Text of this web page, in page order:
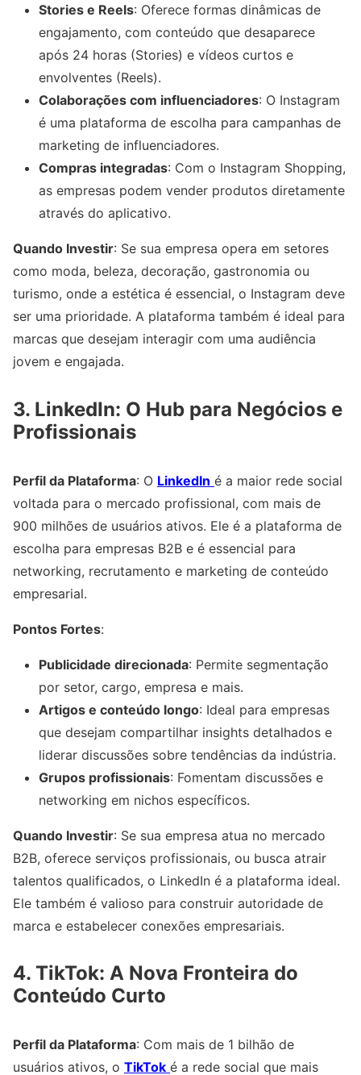
Stories e Reels: Oferece formas dinâmicas de
engajamento, com conteúdo que desaparece
após 24 horas (Stories) e vídeos curtos e
envolventes (Reels).
Colaborações com influenciadores: O Instagram
é uma plataforma de escolha para campanhas de
marketing de influenciadores.
Compras integradas: Com o Instagram Shopping,
as empresas podem vender produtos diretamente
através do aplicativo.
Quando Investir: Se sua empresa opera em setores
como moda, beleza, decoração, gastronomia ou
turismo, onde a estética é essencial, o Instagram deve
ser uma prioridade. A plataforma também é ideal para
marcas que desejam interagir com uma audiência
jovem e engajada.
3. LinkedIn: O Hub para Negócios e
Profissionais
Perfil da Plataforma: O LinkedIn é a maior rede social
voltada para o mercado profissional, com mais de
900 milhões de usuários ativos. Ele é a plataforma de
escolha para empresas B2B e é essencial para
networking, recrutamento e marketing de conteúdo
empresarial.
Pontos Fortes:
Publicidade direcionada: Permite segmentação
por setor, cargo, empresa e mais.
Artigos e conteúdo longo: Ideal para empresas
que desejam compartilhar insights detalhados e
liderar discussões sobre tendências da indústria.
Grupos profissionais: Fomentam discussões e
networking em nichos específicos.
Quando Investir: Se sua empresa atua no mercado
B2B, oferece serviços profissionais, ou busca atrair
talentos qualificados, o LinkedIn é a plataforma ideal.
Ele também é valioso para construir autoridade de
marca e estabelecer conexões empresariais.
4. TikTok: A Nova Fronteira do
Conteúdo Curto
Perfil da Plataforma: Com mais de 1 bilhão de
usuários ativos, o TikTok é a rede social que mais